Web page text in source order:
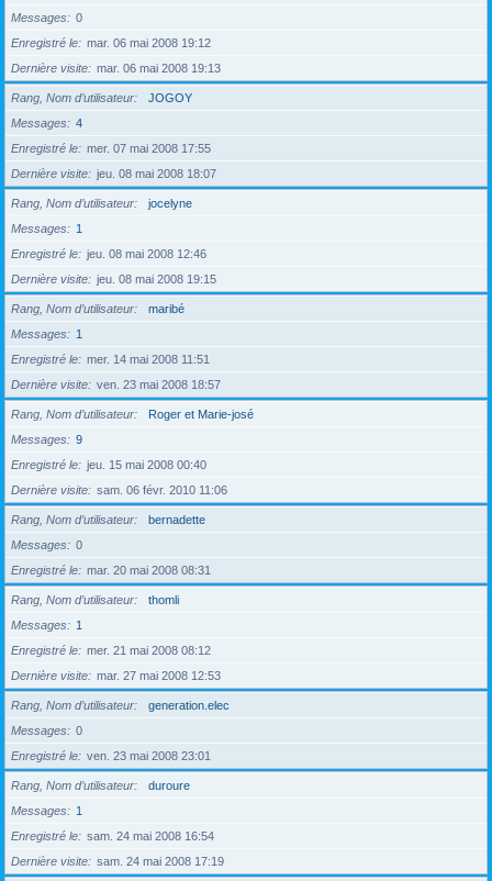
Messages
0
Enregistré le
mar. 06 mai 2008 19:12
Dernière visite
mar. 06 mai 2008 19:13
Rang, Nom d’utilisateur
JOGOY
Messages
4
Enregistré le
mer. 07 mai 2008 17:55
Dernière visite
jeu. 08 mai 2008 18:07
Rang, Nom d’utilisateur
jocelyne
Messages
1
Enregistré le
jeu. 08 mai 2008 12:46
Dernière visite
jeu. 08 mai 2008 19:15
Rang, Nom d’utilisateur
maribé
Messages
1
Enregistré le
mer. 14 mai 2008 11:51
Dernière visite
ven. 23 mai 2008 18:57
Rang, Nom d’utilisateur
Roger et Marie-josé
Messages
9
Enregistré le
jeu. 15 mai 2008 00:40
Dernière visite
sam. 06 févr. 2010 11:06
Rang, Nom d’utilisateur
bernadette
Messages
0
Enregistré le
mar. 20 mai 2008 08:31
Rang, Nom d’utilisateur
thomli
Messages
1
Enregistré le
mer. 21 mai 2008 08:12
Dernière visite
mar. 27 mai 2008 12:53
Rang, Nom d’utilisateur
generation.elec
Messages
0
Enregistré le
ven. 23 mai 2008 23:01
Rang, Nom d’utilisateur
duroure
Messages
1
Enregistré le
sam. 24 mai 2008 16:54
Dernière visite
sam. 24 mai 2008 17:19